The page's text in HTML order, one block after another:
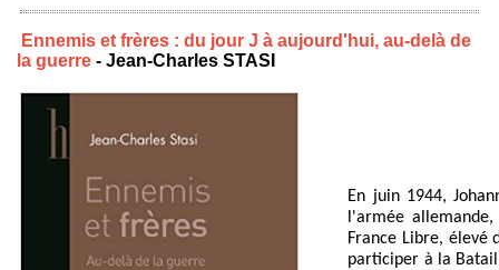
Ennemis et frères : du jour J à aujourd'hui, au-delà de
la guerre - Jean-Charles STASI
En juin 1944,
l'armée
France Libre, élevé
participer à la